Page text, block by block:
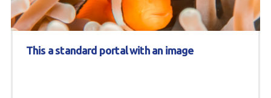
This a standard portal with an image